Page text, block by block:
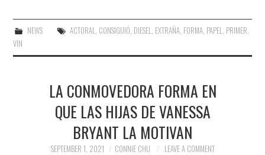
NEWS ACTORAL, CONSIGUIÓ, DIESEL, EXTRAÑA, FORMA, PAPEL, PRIMER,
VIN
LA CONMOVEDORA FORMA EN
QUE LAS HIJAS DE VANESSA
BRYANT LA MOTIVAN
SEPTEMBER 1, 2021 CONNIE CHU LEAVE A COMMENT